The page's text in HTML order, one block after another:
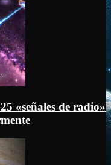
«señales de radio»